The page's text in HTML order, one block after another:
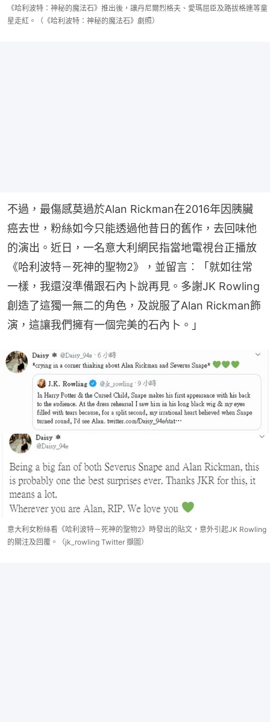
《哈利波特：神秘的魔法石》推出後，讓丹尼爾烈格夫、愛瑪屈臣及路拔格連等童
星走紅。（《哈利波特：神秘的魔法石》劇照）
不過，最傷感莫過於Alan Rickman在2016年因胰臟
癌去世，粉絲如今只能透過他昔日的舊作，去回味他
的演出。近日，一名意大利網民指當地電視台正播放
《哈利波特－死神的聖物2》，並留言︰「就如往常
一樣，我還沒準備跟石內卜說再見。多謝JK Rowling
創造了這獨一無二的角色，及說服了Alan Rickman飾
演，這讓我們擁有一個完美的石內卜。」
意大利女粉絲看《哈利波特－死神的聖物2》時發出的貼文，意外引起JK Rowling
的關注及回覆。（jk_rowling Twitter 擷圖）